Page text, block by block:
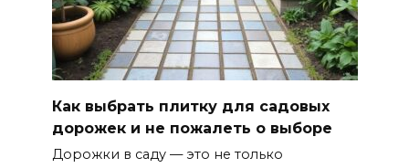
Как выбрать плитку для садовых
дорожек и не пожалеть о выборе
Дорожки в саду — это не только